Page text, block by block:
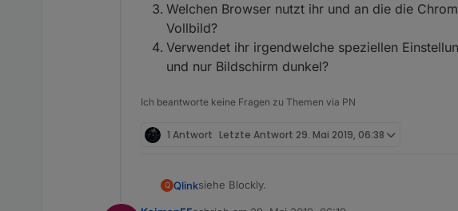
Welchen Browser nutzt ihr und an die die
Vollbild?
Verwendet ihr irgendwelche speziellen
und nur Bildschirm dunkel?
Ich beantworte keine Fragen zu Themen via PN
1 Antwort Letzte Antwort 29. Mai 2019, 06:38
Q Qlinksiehe Blockly.